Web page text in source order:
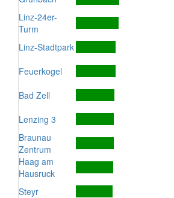
Linz-24er-
Turm
Linz-Stadtpark
Feuerkogel
Bad Zell
Lenzing 3
Braunau
Zentrum
Haag am
Hausruck
Steyr